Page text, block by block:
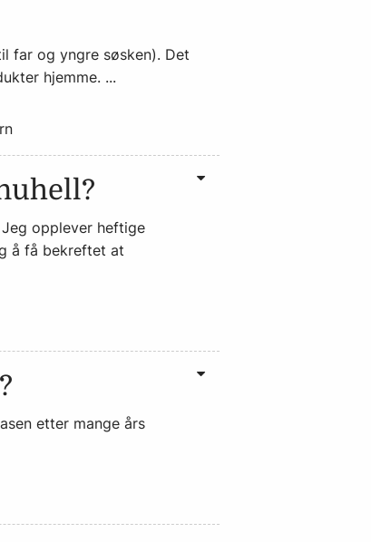
far og yngre søsken). Det
hjemme. ...
opplever heftige
å få bekreftet at
etter mange års